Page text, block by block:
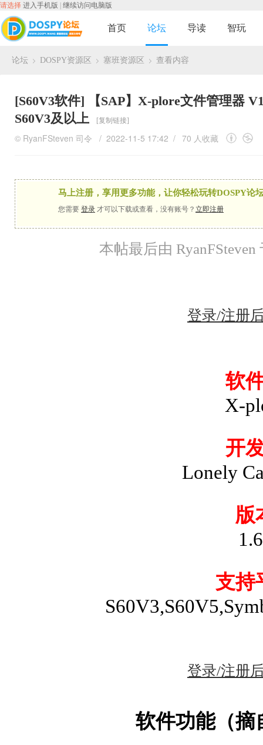
请选择 进入手机版 继续访问电脑版
首页 论坛 导读 智玩
论坛 DOSPY资源区 塞班资源区 查看内容
[S60V3软件]
【SAP】X-plore文件管理器
S60V3及以上
[复制链接]
© RyanFSteven 司令 / 2022-11-5 17:42 / 70 人收藏
马上注册，享用更多功能，让你轻松玩转DOSPY论
您需要 登录 才可以下载或查看，没有账号？ 立即注册
本帖最后由 RyanFSteven
登录/注册
软
X-
开
Lonely
版
支持
登录/注册
软件功能（摘